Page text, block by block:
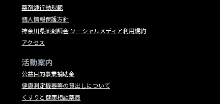
薬剤師行動規範
個人情報保護方針
神奈川県薬剤師会 ソーシャルメディア利用規約
アクセス
活動案内
公益目的事業補助金
健康測定機器等の貸出しについて
くすりと健康相談薬局